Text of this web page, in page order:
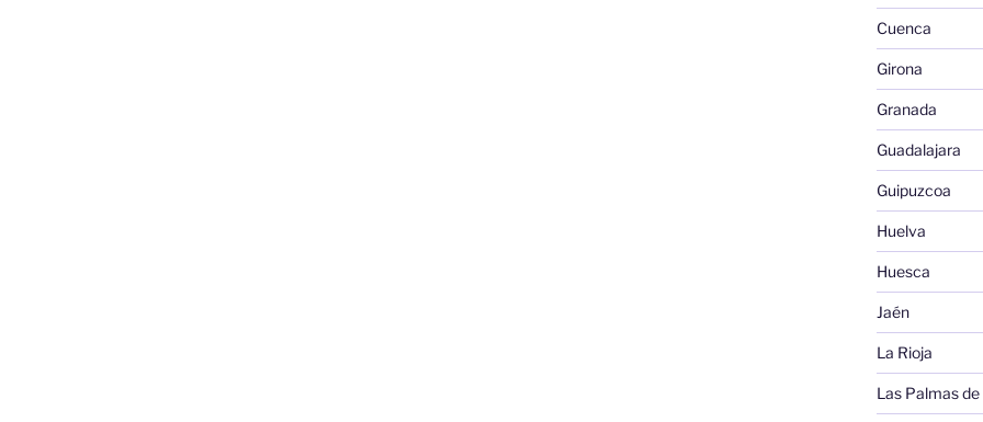
Cuenca
Girona
Granada
Guadalajara
Guipuzcoa
Huelva
Huesca
Jaén
La Rioja
Las Palmas